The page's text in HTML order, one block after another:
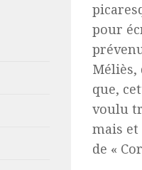
pour
Méliès,
que,
voulu
mais et
de «